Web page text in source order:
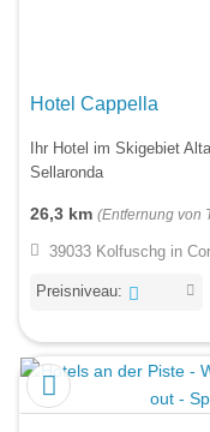
Hotel Cappella
Ihr Hotel im Skigebiet
Sellaronda
26,3 km (Entfernung von
39033 Kolfuschg in
Preisniveau: